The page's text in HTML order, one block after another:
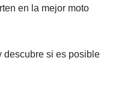
en la mejor moto
descubre si es posible